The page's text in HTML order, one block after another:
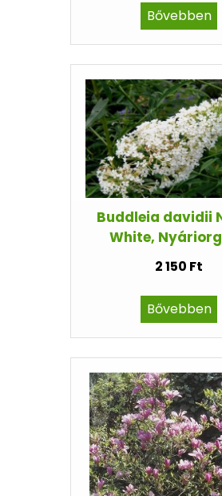
Bővebben
Buddleia davidii
White,
2 150 Ft
Bővebben